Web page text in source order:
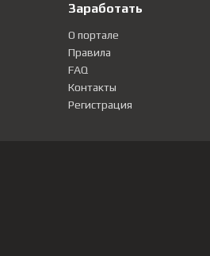
Заработать
О портале
Правила
FAQ
Контакты
Регистрация